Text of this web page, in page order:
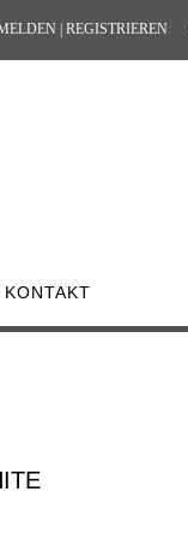
| REGISTRIEREN
KONTAKT